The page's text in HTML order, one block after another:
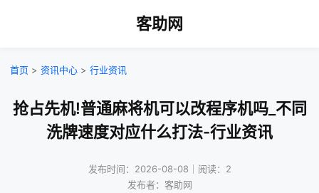
客助网
首页 > 资讯中心 > 行业资讯
抢占先机!普通麻将机可以改程序机吗_不同
洗牌速度对应什么打法-行业资讯
发布时间：2026-08-08｜阅读：2
发布者：客助网